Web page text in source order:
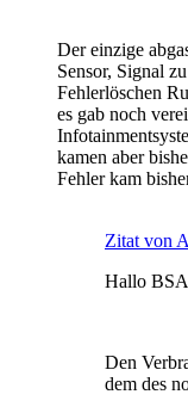
Der einzige
Sensor, Signal
Fehlerlöschen
es gab noch
kamen aber
Fehler kam
Zitat von
Hallo
Den
dem des